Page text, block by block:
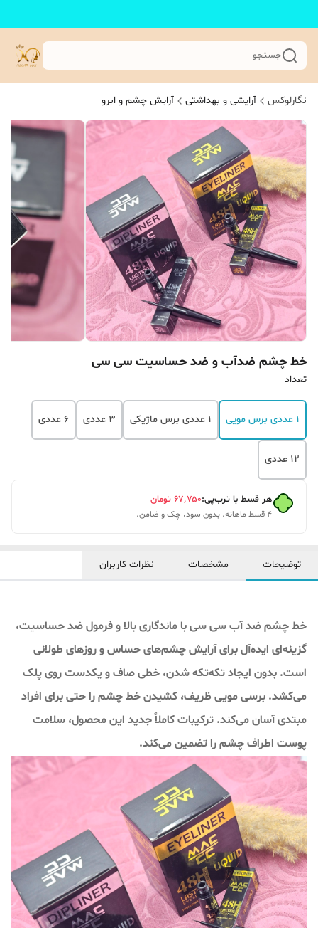
جستجو
نگارلوکس آرایشی و بهداشتی آرایش چشم و ابرو
خط چشم ضدآب و ضد حساسیت سی سی
تعداد
1 عددی برس مویی 1 عددی برس ماژیکی 3 عددی 6 عددی
12 عددی
هر قسط با ترب‌پی:۶۷٬۷۵۰ تومان
۴ قسط ماهانه. بدون سود، چک و ضامن.
توضیحات مشخصات نظرات کاربران
خط چشم ضد آب سی سی با ماندگاری بالا و فرمول ضد حساسیت،
گزینه‌ای ایده‌آل برای آرایش چشم‌های حساس و روزهای طولانی
است. بدون ایجاد تکه‌تکه شدن، خطی صاف و یکدست روی پلک
می‌کشد. برسی مویی ظریف، کشیدن خط چشم را حتی برای افراد
مبتدی آسان می‌کند. ترکیبات کاملاً جدید این محصول، سلامت
پوست اطراف چشم را تضمین می‌کند.